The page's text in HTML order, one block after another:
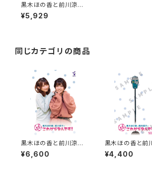
黒木ほの香と前川涼子
の“まだまだこれからな
んです”VOL.2～ブロマ
¥5,929
同じカテゴリの商品
黒木ほの香と前川涼子
の“まだまだこれからな
んです”VOL.1
¥6,600
黒木ほの香と前
の“まだまだこれ
んです”VOL.３
¥4,400